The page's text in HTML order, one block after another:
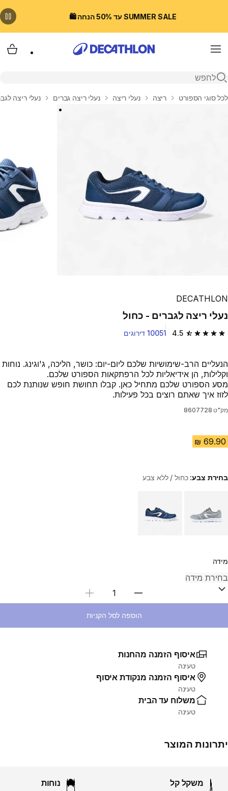
SUMMER SALE עד 50% הנחה 🛍️
Menu
פתיחת חיפוש
בית
לכל סוגי הספורט ריצה נעלי ריצה נעלי ריצה גברים נעלי ריצה
DECATHLON
נעלי ריצה לגברים - כחול
4.5 4.5 out of 5 stars from 10051 reviews 10051 דירוגים
הנעליים הרב-שימושיות שלכם ליום-יום: כושר, הליכה, ג'וגינג. נוחות
וקלילות, הן אידיאליות לכל הרפתקאות הספורט שלכם.
מסע הספורט שלכם מתחיל כאן. קבלו תחושת חופש שנותנת לכם
לזוז איך שאתם רוצים בכל פעילות.
מק"ט 8607728
בחירת צבע:כחול / ללא צבע
מידה
בחירת כמות
הוספה לסל הקניות
איסוף הזמנה מהחנות
טעינה
איסוף הזמנה מנקודת איסוף
טעינה
משלוח עד הבית
טעינה
יתרונות המוצר
משקל קל נוחות